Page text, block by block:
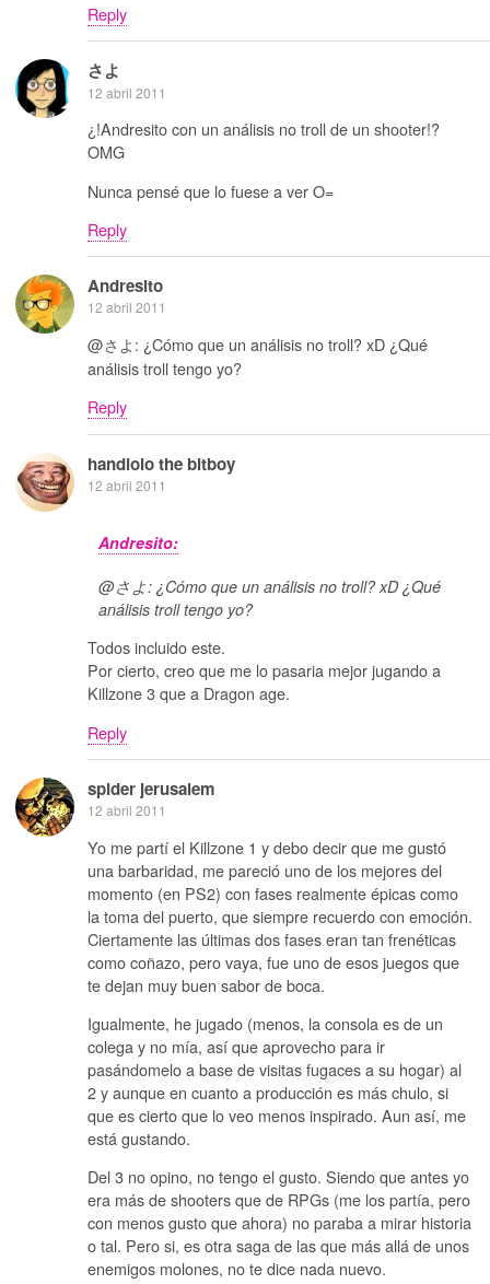
Reply
さよ
12 abril 2011
¿!Andresito con un análisis no troll de un shooter!?
OMG
Nunca pensé que lo fuese a ver O=
Reply
Andresito
12 abril 2011
@さよ: ¿Cómo que un análisis no troll? xD ¿Qué
análisis troll tengo yo?
Reply
handlolo the bitboy
12 abril 2011
Andresito:
@さよ: ¿Cómo que un análisis no troll? xD ¿Qué
análisis troll tengo yo?
Todos incluido este.
Por cierto, creo que me lo pasaria mejor jugando a
Killzone 3 que a Dragon age.
Reply
spider jerusalem
12 abril 2011
Yo me partí el Killzone 1 y debo decir que me gustó
una barbaridad, me pareció uno de los mejores del
momento (en PS2) con fases realmente épicas como
la toma del puerto, que siempre recuerdo con emoción.
Ciertamente las últimas dos fases eran tan frenéticas
como coñazo, pero vaya, fue uno de esos juegos que
te dejan muy buen sabor de boca.
Igualmente, he jugado (menos, la consola es de un
colega y no mía, así que aprovecho para ir
pasándomelo a base de visitas fugaces a su hogar) al
2 y aunque en cuanto a producción es más chulo, si
que es cierto que lo veo menos inspirado. Aun así, me
está gustando.
Del 3 no opino, no tengo el gusto. Siendo que antes yo
era más de shooters que de RPGs (me los partía, pero
con menos gusto que ahora) no paraba a mirar historia
o tal. Pero si, es otra saga de las que más allá de unos
enemigos molones, no te dice nada nuevo.